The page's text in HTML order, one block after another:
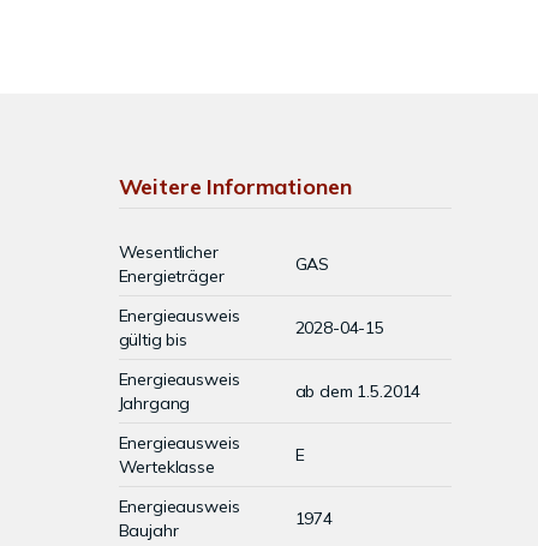
Weitere Informationen
Wesentlicher
Energieträger
GAS
Energieausweis
gültig bis
2028-04-15
Energieausweis
Jahrgang
ab dem 1.5.2014
Energieausweis
Werteklasse
E
Energieausweis
Baujahr
1974